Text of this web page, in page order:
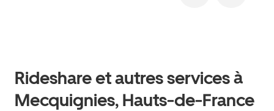
Rideshare et autres services à
Mecquignies, Hauts-de-France